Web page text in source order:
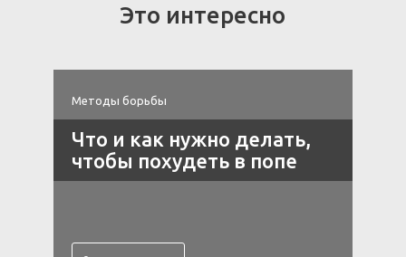
Это интересно
Методы борьбы
Что и как нужно делать,
чтобы похудеть в попе